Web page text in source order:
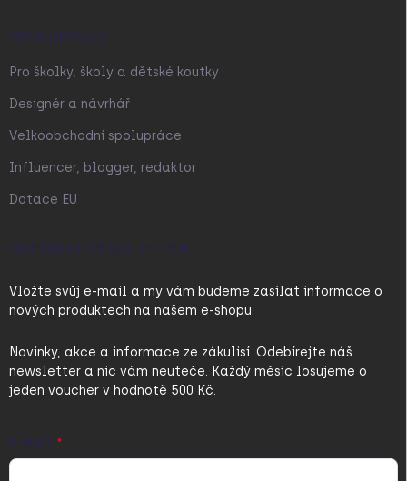
SPOLUPRÁCE
Pro školky, školy a dětské koutky
Designér a návrhář
Velkoobchodní spolupráce
Influencer, blogger, redaktor
Dotace EU
ODEBÍRAT NEWSLETTER
Vložte svůj e-mail a my vám budeme zasílat informace o
nových produktech na našem e-shopu.
Novinky, akce a informace ze zákulisí. Odebírejte náš
newsletter a nic vám neuteče. Každý měsíc losujeme o
jeden voucher v hodnotě 500 Kč.
E-MAIL